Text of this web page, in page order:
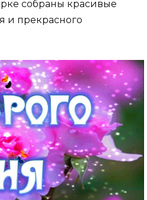
собраны красивые
и прекрасного